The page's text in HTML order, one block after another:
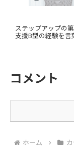
ステップアップの
支援B型の経験を言
コメント
ホーム